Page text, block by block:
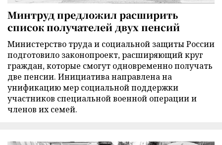
Минтруд предложил расширить
список получателей двух пенсий
Министерство труда и социальной защиты России
подготовило законопроект, расширяющий круг
граждан, которые смогут одновременно получать
две пенсии. Инициатива направлена на
унификацию мер социальной поддержки
участников специальной военной операции и
членов их семей.